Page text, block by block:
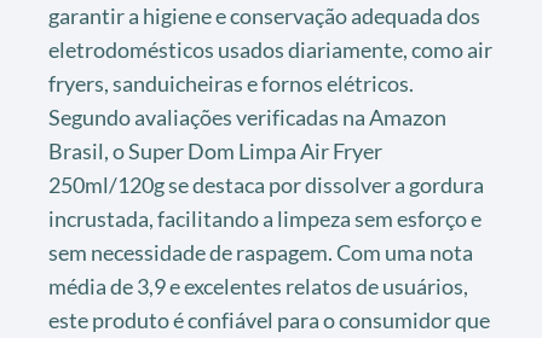
garantir a higiene e conservação adequada dos
eletrodomésticos usados diariamente, como air
fryers, sanduicheiras e fornos elétricos.
Segundo avaliações verificadas na Amazon
Brasil, o Super Dom Limpa Air Fryer
250ml/120g se destaca por dissolver a gordura
incrustada, facilitando a limpeza sem esforço e
sem necessidade de raspagem. Com uma nota
média de 3,9 e excelentes relatos de usuários,
este produto é confiável para o consumidor que